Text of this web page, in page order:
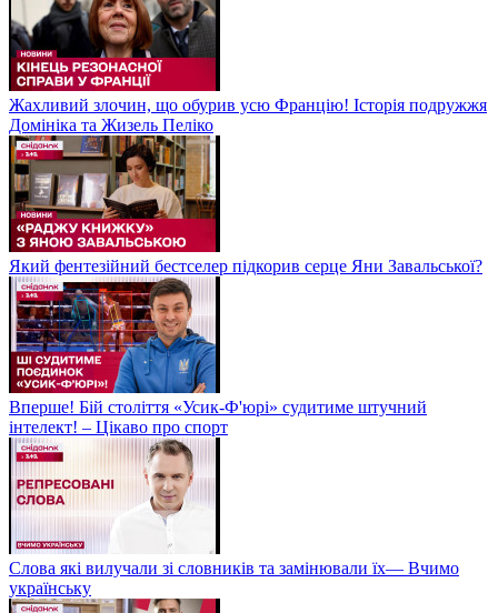
Жахливий злочин, що обурив усю Францію! Історія подружжя
Домініка та Жизель Пеліко
Який фентезійний бестселер підкорив серце Яни Завальської?
Вперше! Бій століття «Усик-Ф'юрі» судитиме штучний
інтелект! – Цікаво про спорт
Слова які вилучали зі словників та замінювали їх— Вчимо
українську